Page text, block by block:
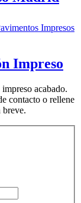
Impreso
acabado.
contacto o rellene
breve.